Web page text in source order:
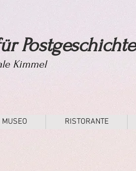
Postgeschichte
Kimmel
MUSEO RISTORANTE